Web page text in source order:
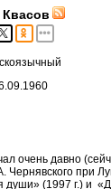
очень давно
при
души» (1997 г.)